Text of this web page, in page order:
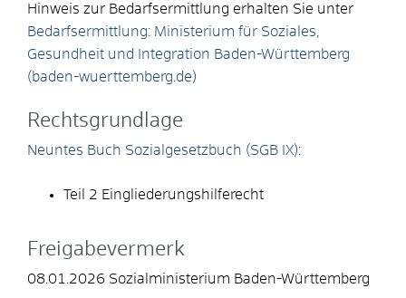
Hinweis zur Bedarfsermittlung erhalten Sie unter
Bedarfsermittlung: Ministerium für Soziales,
Gesundheit und Integration Baden-Württemberg
(baden-wuerttemberg.de)
Rechtsgrundlage
Neuntes Buch Sozialgesetzbuch (SGB IX):
Teil 2 Eingliederungshilferecht
Freigabevermerk
08.01.2026 Sozialministerium Baden-Württemberg